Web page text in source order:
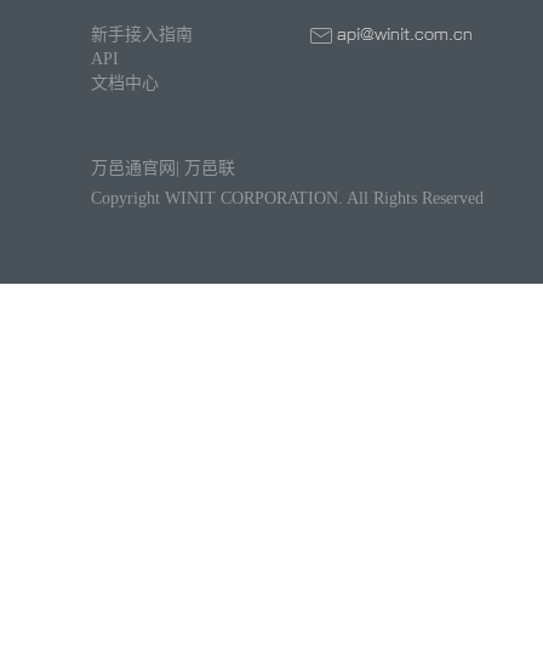
新手接入指南
API
文档中心
万邑通官网
万邑联
Copyright WINIT CORPORATION. All Rights Reserved